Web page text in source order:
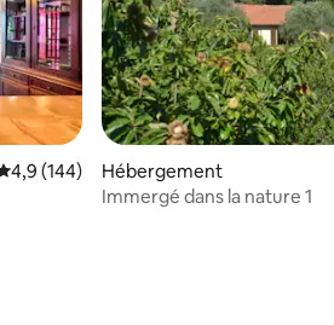
: 4,94 sur 5
moyenne sur la base de 144
4,9 (144)
Hébergement
Immergé dans la nature 1